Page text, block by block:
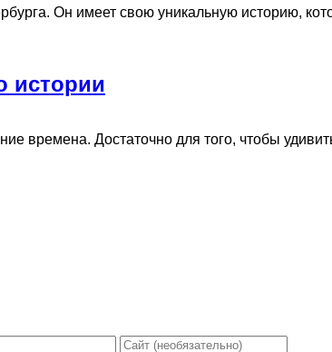
Он имеет свою уникальную историю,
истории
времена. Достаточно для того, чтобы